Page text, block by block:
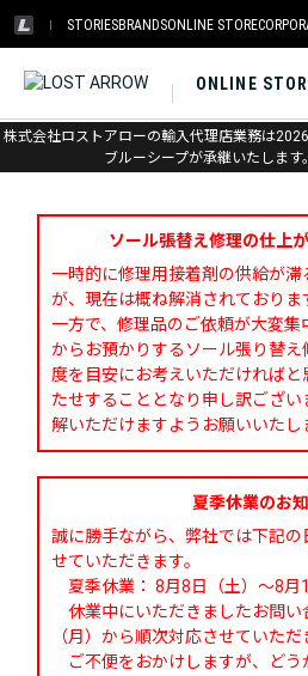
STORIESBRANDSONLINE STORE
ONLINE
株式会社ロストアローの輸入代理店業務は
ブルーシープが承継いたします。
お問い合わせ
ソール張替え修理の仕上
一時的に修理用接着剤の供給が
が、現在は概ね解消されておりま
一方で、修理品のご依頼が大変
からお預かりするソール張り替
度を目安にお考えいただければ
たせすることとなり申し訳ござ
解いただけますようお願いいたし
夏季休業のお
誠に勝手ながら、弊社では下記
せていただきます。
夏季休業： 8月8日（土）～8月
休業中にいただきましたお問い
（月）から順次対応させていただ
ご不便をおかけしますが、どう